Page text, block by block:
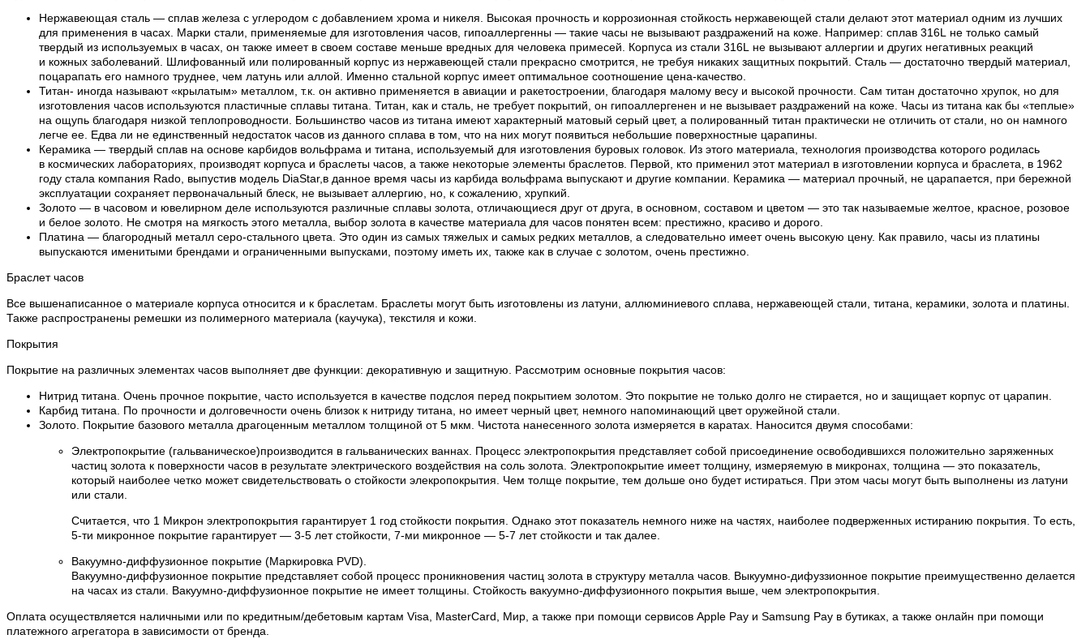
Нержавеющая сталь — сплав железа с углеродом с добавлением хрома и никеля. Высокая прочность и коррозионная стойкость нержавеющей стали делают этот материал одним из лучших
для применения в часах. Марки стали, применяемые для изготовления часов, гипоаллергенны — такие часы не вызывают раздражений на коже. Например: сплав 316L не только самый
твердый из используемых в часах, он также имеет в своем составе меньше вредных для человека примесей. Корпуса из стали 316L не вызывают аллергии и других негативных реакций
и кожных заболеваний. Шлифованный или полированный корпус из нержавеющей стали прекрасно смотрится, не требуя никаких защитных покрытий. Сталь — достаточно твердый материал,
поцарапать его намного труднее, чем латунь или аллой. Именно стальной корпус имеет оптимальное соотношение цена-качество.
Титан- иногда называют «крылатым» металлом, т.к. он активно применяется в авиации и ракетостроении, благодаря малому весу и высокой прочности. Сам титан достаточно хрупок, но для
изготовления часов используются пластичные сплавы титана. Титан, как и сталь, не требует покрытий, он гипоаллергенен и не вызывает раздражений на коже. Часы из титана как бы «теплые»
на ощупь благодаря низкой теплопроводности. Большинство часов из титана имеют характерный матовый серый цвет, а полированный титан практически не отличить от стали, но он намного
легче ее. Едва ли не единственный недостаток часов из данного сплава в том, что на них могут появиться небольшие поверхностные царапины.
Керамика — твердый сплав на основе карбидов вольфрама и титана, используемый для изготовления буровых головок. Из этого материала, технология производства которого родилась
в космических лабораториях, производят корпуса и браслеты часов, а также некоторые элементы браслетов. Первой, кто применил этот материал в изготовлении корпуса и браслета, в 1962
году стала компания Rado, выпустив модель DiaStar,в данное время часы из карбида вольфрама выпускают и другие компании. Керамика — материал прочный, не царапается, при бережной
эксплуатации сохраняет первоначальный блеск, не вызывает аллергию, но, к сожалению, хрупкий.
Золото — в часовом и ювелирном деле используются различные сплавы золота, отличающиеся друг от друга, в основном, составом и цветом — это так называемые желтое, красное, розовое
и белое золото. Не смотря на мягкость этого металла, выбор золота в качестве материала для часов понятен всем: престижно, красиво и дорого.
Платина — благородный металл серо-стального цвета. Это один из самых тяжелых и самых редких металлов, а следовательно имеет очень высокую цену. Как правило, часы из платины
выпускаются именитыми брендами и ограниченными выпусками, поэтому иметь их, также как в случае с золотом, очень престижно.
Браслет часов
Все вышенаписанное о материале корпуса относится и к браслетам. Браслеты могут быть изготовлены из латуни, аллюминиевого сплава, нержавеющей стали, титана, керамики, золота и платины.
Также распространены ремешки из полимерного материала (каучука), текстиля и кожи.
Покрытия
Покрытие на различных элементах часов выполняет две функции: декоративную и защитную. Рассмотрим основные покрытия часов:
Нитрид титана. Очень прочное покрытие, часто используется в качестве подслоя перед покрытием золотом. Это покрытие не только долго не стирается, но и защищает корпус от царапин.
Карбид титана. По прочности и долговечности очень близок к нитриду титана, но имеет черный цвет, немного напоминающий цвет оружейной стали.
Золото. Покрытие базового металла драгоценным металлом толщиной от 5 мкм. Чистота нанесенного золота измеряется в каратах. Наносится двумя способами:
Электропокрытие (гальваническое)производится в гальванических ваннах. Процесс электропокрытия представляет собой присоединение освободившихся положительно заряженных
частиц золота к поверхности часов в результате электрического воздействия на соль золота. Электропокрытие имеет толщину, измеряемую в микронах, толщина — это показатель,
который наиболее четко может свидетельствовать о стойкости элекропокрытия. Чем толще покрытие, тем дольше оно будет истираться. При этом часы могут быть выполнены из латуни
или стали.
Считается, что 1 Микрон электропокрытия гарантирует 1 год стойкости покрытия. Однако этот показатель немного ниже на частях, наиболее подверженных истиранию покрытия. То есть,
5-ти микронное покрытие гарантирует — 3-5 лет стойкости, 7-ми микронное — 5-7 лет стойкости и так далее.
Вакуумно-диффузионное покрытие (Маркировка PVD).
Вакуумно-диффузионное покрытие представляет собой процесс проникновения частиц золота в структуру металла часов. Выкуумно-дифуззионное покрытие преимущественно делается
на часах из стали. Вакуумно-диффузионное покрытие не имеет толщины. Стойкость вакуумно-диффузионного покрытия выше, чем электропокрытия.
Оплата осуществляется наличными или по кредитным/дебетовым картам Visa, MasterCard, Мир, а также при помощи сервисов Apple Pay и Samsung Pay в бутиках, а также онлайн при помощи
платежного агрегатора в зависимости от бренда.